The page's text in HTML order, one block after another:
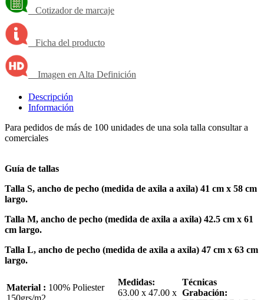
Cotizador de marcaje
Ficha del producto
Imagen en Alta Definición
Descripción
Información
Para pedidos de más de 100 unidades de una sola talla consultar a
comerciales
Guía de tallas
Talla S, ancho de pecho (medida de axila a axila) 41 cm x 58 cm
largo.
Talla M, ancho de pecho (medida de axila a axila) 42.5 cm x 61
cm largo.
Talla L, ancho de pecho (medida de axila a axila) 47 cm x 63 cm
largo.
Material : 100% Poliester
Medidas:
63.00 x 47.00 x
Técnicas
Grabación: